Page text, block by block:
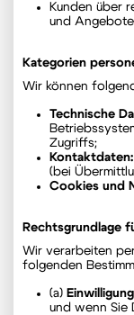
Kunden über
und
Kategorien
Wir können
Technische
Zugriffs;
Kontaktdaten:
(bei
Cookies und
Rechtsgrundlage
Wir verarbeiten
folgenden
(a) Einwilligung
und wenn Sie